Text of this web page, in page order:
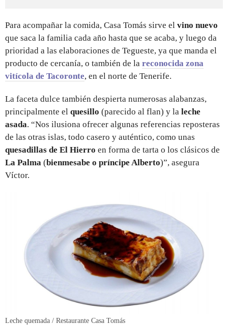
Para acompañar la comida, Casa Tomás sirve el vino nuevo
que saca la familia cada año hasta que se acaba, y luego da
prioridad a las elaboraciones de Tegueste, ya que manda el
producto de cercanía, o también de la reconocida zona
vitícola de Tacoronte, en el norte de Tenerife.
La faceta dulce también despierta numerosas alabanzas,
principalmente el quesillo (parecido al flan) y la leche
asada. “Nos ilusiona ofrecer algunas referencias reposteras
de las otras islas, todo casero y auténtico, como unas
quesadillas de El Hierro en forma de tarta o los clásicos de
La Palma (bienmesabe o príncipe Alberto)”, asegura
Víctor.
Leche quemada / Restaurante Casa Tomás